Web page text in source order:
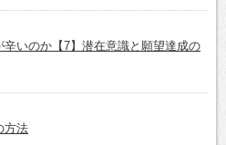
辛いのか【7】潜在意識と願望達成の
方法